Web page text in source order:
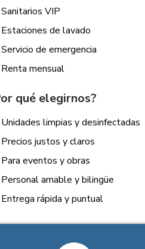
Sanitarios VIP
Estaciones de lavado
Servicio de emergencia
Renta mensual
qué elegirnos?
Unidades limpias y desinfectadas
Precios justos y claros
Para eventos y obras
Personal amable y bilingüe
Entrega rápida y puntual